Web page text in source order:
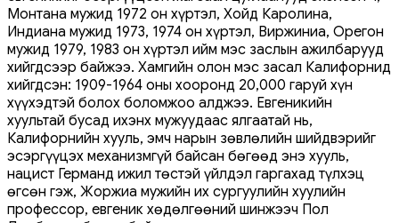
Монтана мужид 1972 он хүртэл, Хойд Каролина,
Индиана мужид 1973, 1974 он хүртэл, Виржиниа, Орегон
мужид 1979, 1983 он хүртэл ийм мэс заслын ажилбарууд
хийгдсээр байжээ. Хамгийн олон мэс засал Калифорнид
хийгдсэн: 1909-1964 оны хооронд 20,000 гаруй хүн
хүүхэдтэй болох боломжоо алджээ. Евгеникийн
хуультай бусад ихэнх мужуудаас ялгаатай нь,
Калифорнийн хууль, эмч нарын зөвлөлийн шийдвэрийг
эсэргүүцэх механизмгүй байсан бөгөөд энэ хууль,
нацист Германд ижил төстэй үйлдэл гаргахад түлхэц
өгсөн гэж, Жоржиа мужийн их сургуулийн хуулийн
профессор, евгеник хөдөлгөөний шинжээч Пол